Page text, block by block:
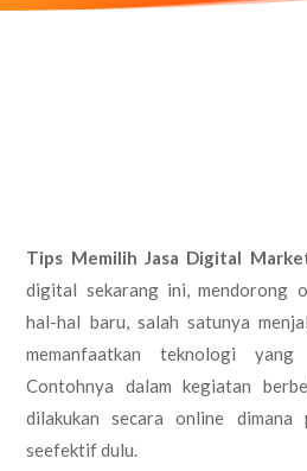
Tips Memilih Jasa Digital
digital sekarang ini, mendorong
hal-hal baru, salah satunya
memanfaatkan teknologi
Contohnya dalam kegiatan
dilakukan secara online dimana
seefektif dulu.